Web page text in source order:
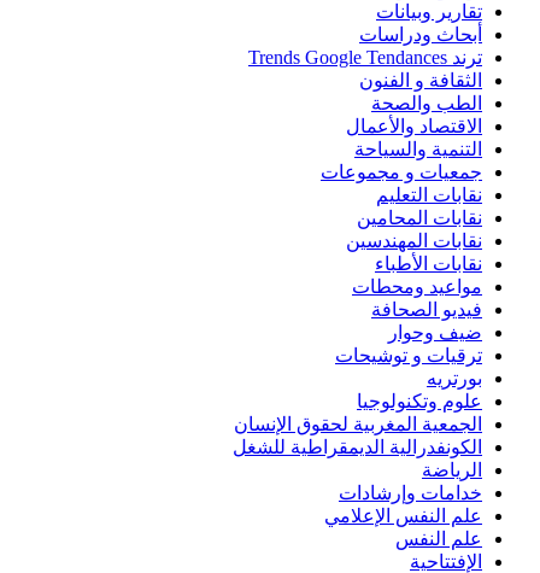
تقارير وبيانات
أبحاث ودراسات
ترند Trends Google Tendances
الثقافة و الفنون
الطب والصحة
الاقتصاد والأعمال
التنمية والسياحة
جمعيات و مجموعات
نقابات التعليم
نقابات المحامين
نقابات المهندسين
نقابات الأطباء
مواعيد ومحطات
فيديو الصحافة
ضيف وحوار
ترقيات و توشيحات
بورتريه
علوم وتكنولوجيا
الجمعية المغربية لحقوق الإنسان
الكونفدرالية الديمقراطية للشغل
الرياضة
خدامات وإرشادات
علم النفس الإعلامي
علم النفس
الإفتتاحية